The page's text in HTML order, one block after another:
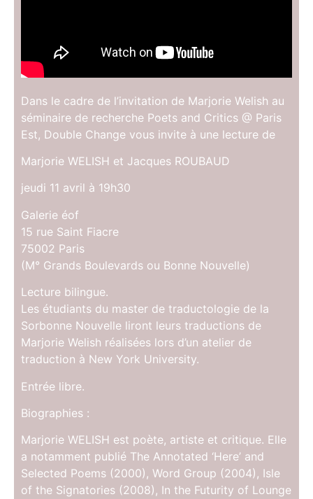
Dans le cadre de l’invitation de Marjorie Welish au
séminaire de recherche Poets and Critics @ Paris
Est, Double Change vous invite à une lecture de
Marjorie WELISH et Jacques ROUBAUD
jeudi 11 avril à 19h30
Galerie éof
15 rue Saint Fiacre
75002 Paris
(M° Grands Boulevards ou Bonne Nouvelle)
Lecture bilingue.
Les étudiants du master de traductologie de la
Sorbonne Nouvelle liront leurs traductions de
Marjorie Welish réalisées lors d’un atelier de
traduction à New York University.
Entrée libre.
Biographies :
Marjorie WELISH est poète, artiste et critique. Elle
a notamment publié The Annotated ‘Here’ and
Selected Poems (2000), Word Group (2004), Isle
of the Signatories (2008), In the Futurity of Lounge